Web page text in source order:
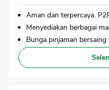
Aman dan terpercaya.
Menyediakan berbagai
Bunga pinjaman bersaing